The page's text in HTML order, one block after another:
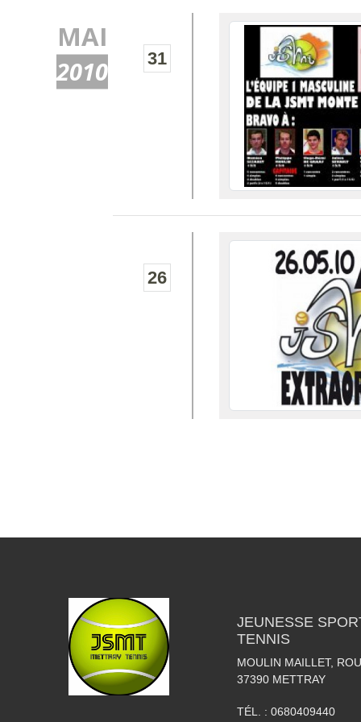
MAI
2010 31
26
JEUNESSE
TENNIS
MOULIN MAILLET,
37390 METTRAY
TÉL. : 0680409440